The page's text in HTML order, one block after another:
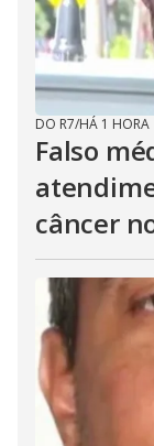
DO R7/HÁ 1 HORA
Falso
câncer